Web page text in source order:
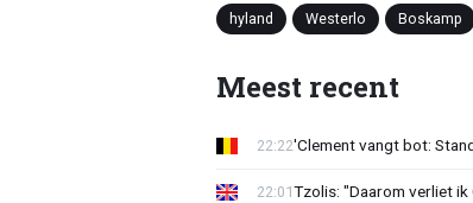
hyland Westerlo Boskamp
Meest recent
'Clement vangt bot:
22:22
Tzolis: "Daarom verliet
22:01